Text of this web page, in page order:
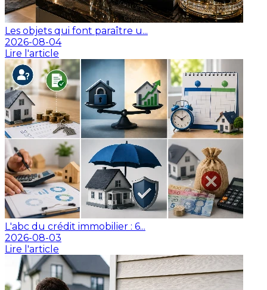
Les objets qui font paraître u...
2026-08-04
Lire l'article
L'abc du crédit immobilier : 6...
2026-08-03
Lire l'article